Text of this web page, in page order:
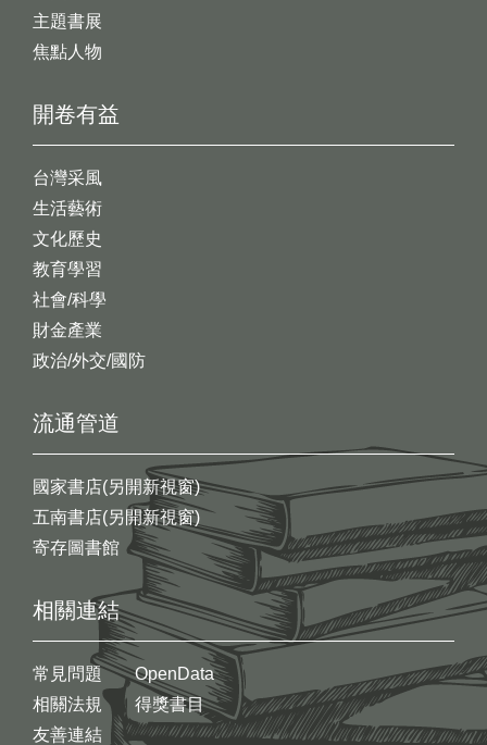
開卷有益
台灣采風
生活藝術
文化歷史
教育學習
社會/科學
財金產業
政治/外交/國防
主題書展
焦點人物
流通管道
國家書店(另開新視窗)
五南書店(另開新視窗)
寄存圖書館
相關連結
常見問題
相關法規
友善連結
OpenData
得獎書目